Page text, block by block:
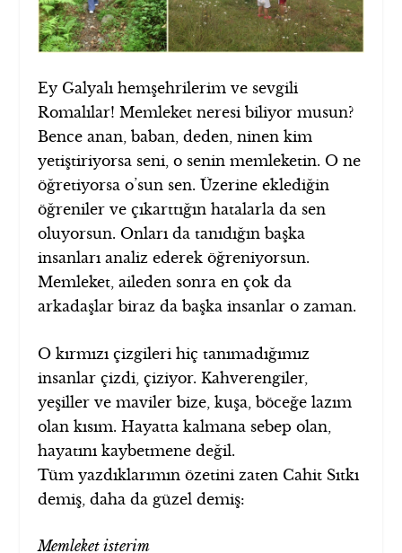
Ey Galyalı hemşehrilerim ve sevgili
Romalılar! Memleket neresi biliyor musun?
Bence anan, baban, deden, ninen kim
yetiştiriyorsa seni, o senin memleketin. O ne
öğretiyorsa o’sun sen. Üzerine eklediğin
öğreniler ve çıkarttığın hatalarla da sen
oluyorsun. Onları da tanıdığın başka
insanları analiz ederek öğreniyorsun.
Memleket, aileden sonra en çok da
arkadaşlar biraz da başka insanlar o zaman.
O kırmızı çizgileri hiç tanımadığımız
insanlar çizdi, çiziyor. Kahverengiler,
yeşiller ve maviler bize, kuşa, böceğe lazım
olan kısım. Hayatta kalmana sebep olan,
hayatını kaybetmene değil.
Tüm yazdıklarımın özetini zaten Cahit Sıtkı
demiş, daha da güzel demiş:
Memleket isterim